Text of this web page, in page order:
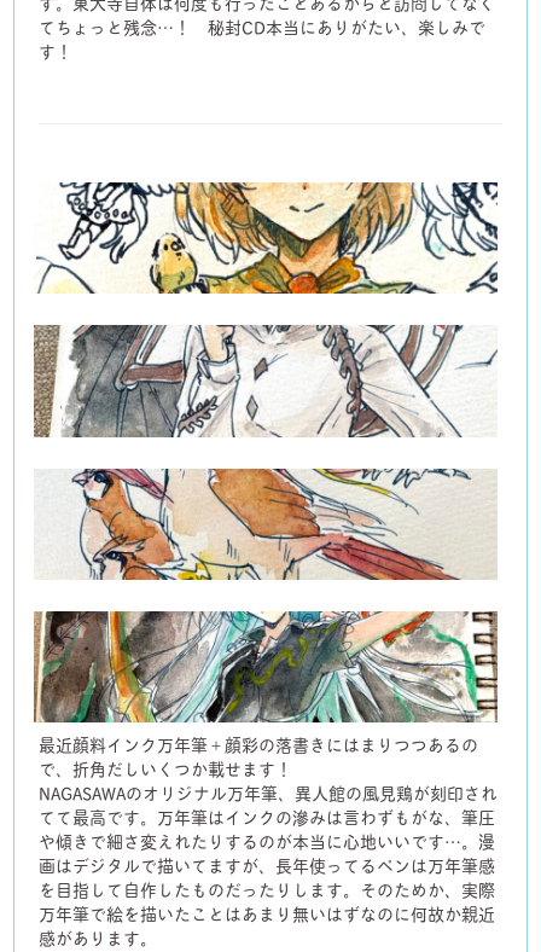
てちょっと残念…！ 秘封CD本当にありがたい、楽しみで
す！
最近顔料インク万年筆＋顔彩の落書きにはまりつつあるの
で、折角だしいくつか載せます！
NAGASAWAのオリジナル万年筆、異人館の風見鶏が刻印され
てて最高です。万年筆はインクの滲みは言わずもがな、筆圧
や傾きで細さ変えれたりするのが本当に心地いいです…。漫
画はデジタルで描いてますが、長年使ってるペンは万年筆感
を目指して自作したものだったりします。そのためか、実際
万年筆で絵を描いたことはあまり無いはずなのに何故か親近
感があります。